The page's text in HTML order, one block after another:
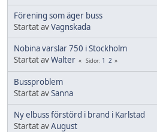
Förening som äger buss
Startat avVagnskada
Nobina varslar 750 i Stockholm
Startat avWalter Sidor 1 2
Bussproblem
Startat avSanna
Ny elbuss förstörd i brand i Karlstad
Startat avAugust